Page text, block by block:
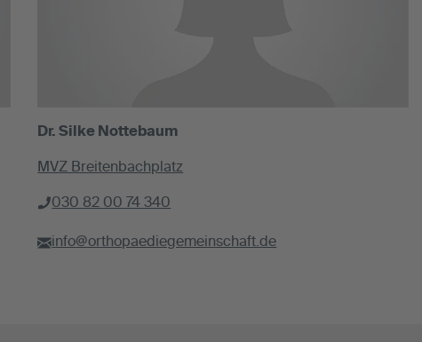
Dr. Silke Nottebaum
MVZ Breitenbachplatz
030 82 00 74 340
info@orthopaediegemeinschaft.de